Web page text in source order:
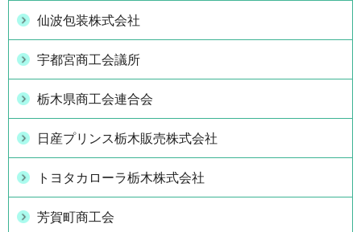
仙波包装株式会社
宇都宮商工会議所
栃木県商工会連合会
日産プリンス栃木販売株式会社
トヨタカローラ栃木株式会社
芳賀町商工会